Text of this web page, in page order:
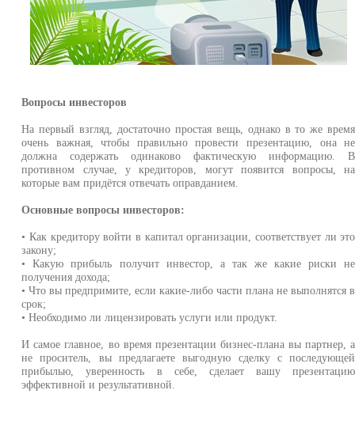
Вопросы инвесторов
На первый взгляд, достаточно простая вещь, однако в то же время
очень важная, чтобы правильно провести презентацию, она не
должна содержать одинаково фактическую информацию. В
противном случае, у кредиторов, могут появится вопросы, на
которые вам придётся отвечать оправданием.
Основные вопросы инвесторов:
• Как кредитору войти в капитал организации, соответствует ли это
закону;
• Какую прибыль получит инвестор, а так же какие риски не
получения дохода;
• Что вы предпримите, если какие-либо части плана не выполнятся в
срок;
• Необходимо ли лицензировать услуги или продукт.
И самое главное, во время презентации бизнес-плана вы партнер, а
не проситель, вы предлагаете выгодную сделку с последующей
прибылью, уверенность в себе, сделает вашу презентацию
эффективной и результативной.